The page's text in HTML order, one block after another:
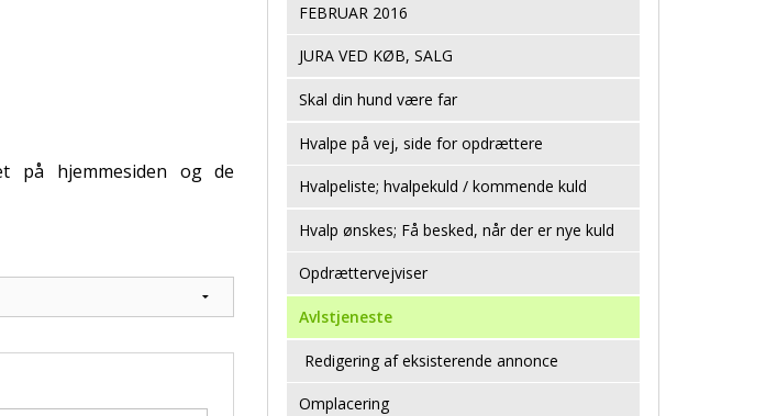
på hjemmesiden og de
FEBRUAR 2016
JURA VED KØB, SALG
Skal din hund være far
Hvalpe på vej, side for opdrættere
Hvalpeliste; hvalpekuld / kommende kuld
Hvalp ønskes; Få besked, når der er nye kuld
Opdrættervejviser
Avlstjeneste
Redigering af eksisterende annonce
Omplacering